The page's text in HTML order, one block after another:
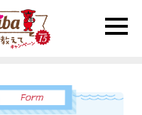
toggle